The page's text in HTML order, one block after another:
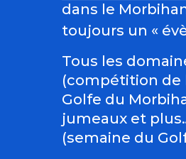
dans le
toujours un «
Tous les
(compétition de
Golfe du
jumeaux et
(semaine du